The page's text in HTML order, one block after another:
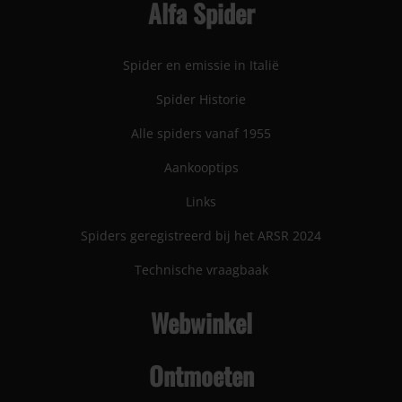
Alfa Spider
Spider en emissie in Italië
Spider Historie
Alle spiders vanaf 1955
Aankooptips
Links
Spiders geregistreerd bij het ARSR 2024
Technische vraagbaak
Webwinkel
Ontmoeten